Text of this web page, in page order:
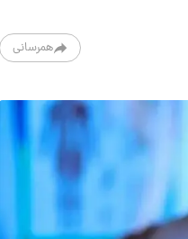
همرسانی